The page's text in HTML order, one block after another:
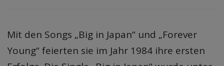
Mit den Songs „Big in Japan“ und „Forever
Young“ feierten sie im Jahr 1984 ihre ersten